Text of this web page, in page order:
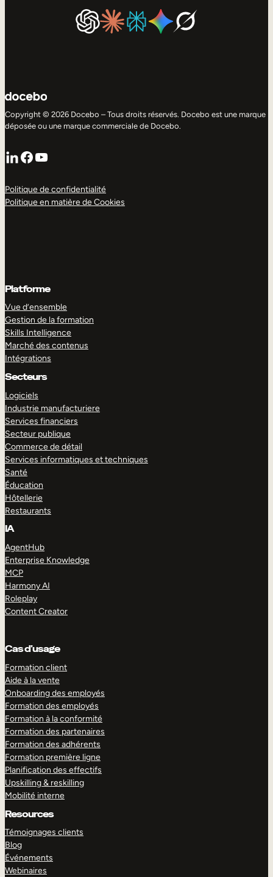
Copyright © 2026 Docebo – Tous droits réservés. Docebo est une marque
déposée ou une marque commerciale de Docebo.
LinkedIn
Facebook
YouTube
Politique de confidentialité
Politique en matière de Cookies
Platforme
Vue d’ensemble
Gestion de la formation
Skills Intelligence
Marché des contenus
Intégrations
Secteurs
Logiciels
Industrie manufacturiere
Services financiers
Secteur publique
Commerce de détail
Services informatiques et techniques
Santé
Éducation
Hôtellerie
Restaurants
IA
AgentHub
Enterprise Knowledge
MCP
Harmony AI
Roleplay
Content Creator
Cas d’usage
Formation client
Aide à la vente
Onboarding des employés
Formation des employés
Formation à la conformité
Formation des partenaires
Formation des adhérents
Formation première ligne
Planification des effectifs
Upskilling & reskilling
Mobilité interne
Resources
Témoignages clients
Blog
Événements
Webinaires